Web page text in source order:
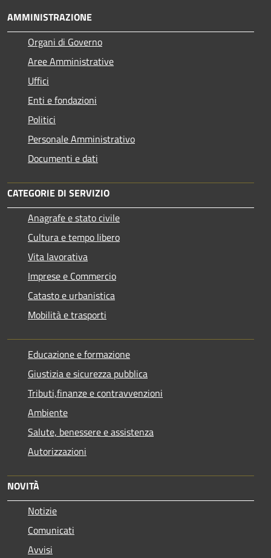
AMMINISTRAZIONE
Organi di Governo
Aree Amministrative
Uffici
Enti e fondazioni
Politici
Personale Amministrativo
Documenti e dati
CATEGORIE DI SERVIZIO
Anagrafe e stato civile
Cultura e tempo libero
Vita lavorativa
Imprese e Commercio
Catasto e urbanistica
Mobilità e trasporti
Educazione e formazione
Giustizia e sicurezza pubblica
Tributi,finanze e contravvenzioni
Ambiente
Salute, benessere e assistenza
Autorizzazioni
NOVITÀ
Notizie
Comunicati
Avvisi